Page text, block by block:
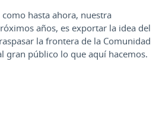
hasta ahora, nuestra
años, es exportar la idea del
la frontera de la Comunidad
gran público lo que aquí hacemos.